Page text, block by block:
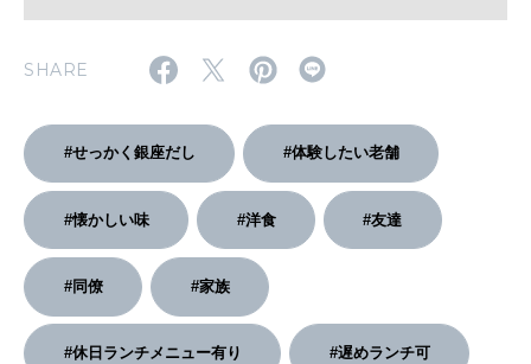
2025年12月号「お酒の新常識。」
SHARE
#せっかく銀座だし #体験したい老舗
#懐かしい味 #洋食 #友達
#同僚 #家族
#休日ランチメニュー有り #遅めランチ可